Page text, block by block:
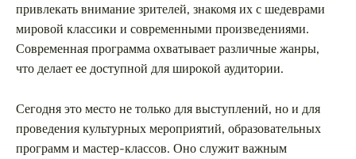
привлекать внимание зрителей, знакомя их с шедеврами
мировой классики и современными произведениями.
Современная программа охватывает различные жанры,
что делает ее доступной для широкой аудитории.
Сегодня это место не только для выступлений, но и для
проведения культурных мероприятий, образовательных
программ и мастер-классов. Оно служит важным